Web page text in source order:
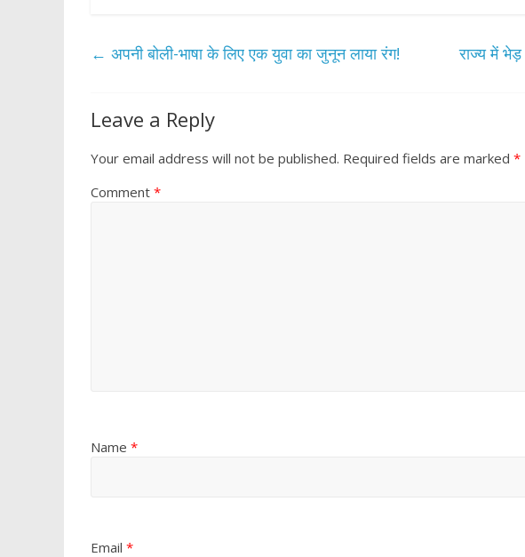
b
o
k
er s
p
p
e
← अपनी बोली-भाषा के लिए एक युवा का जुनून लाया रंग! राज्य में
Leave a Reply
Your email address will not be published. Required fields are marked *
Comment *
Name *
Email *